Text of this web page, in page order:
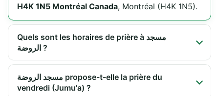
H4K 1N5 Montréal Canada, Montréal (H4K 1N5).
Quels sont les horaires de prière à مسجد
الروضة ?
مسجد الروضة propose-t-elle la prière du
vendredi (Jumu'a) ?